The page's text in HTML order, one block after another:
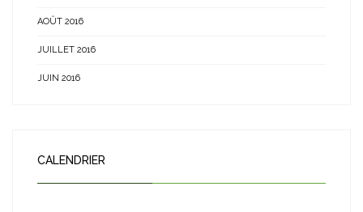
AOÛT 2016
JUILLET 2016
JUIN 2016
CALENDRIER